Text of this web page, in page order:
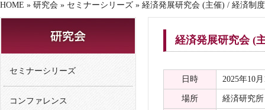
HOME » 研究会 » セミナーシリーズ » 経済発展研究会 (主催) / 経済制
セミナーシリーズ
コンファレンス
経済発展研究会 (
日時 2025年10
場所 経済研究